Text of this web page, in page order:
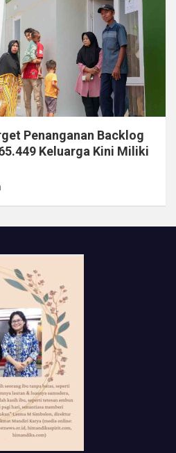
Penanganan Backlog
Keluarga Kini Miliki